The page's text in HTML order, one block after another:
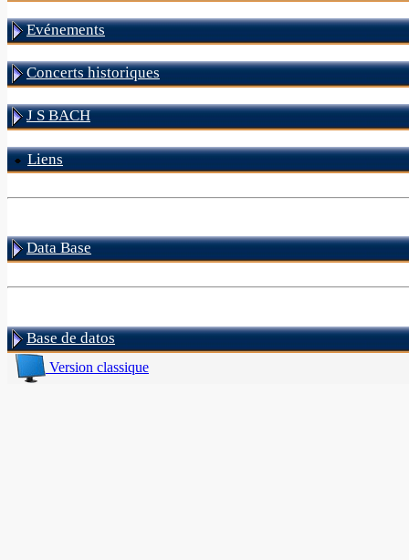
Evénements
Concerts historiques
J S BACH
Liens
Data Base
Base de datos
Version classique